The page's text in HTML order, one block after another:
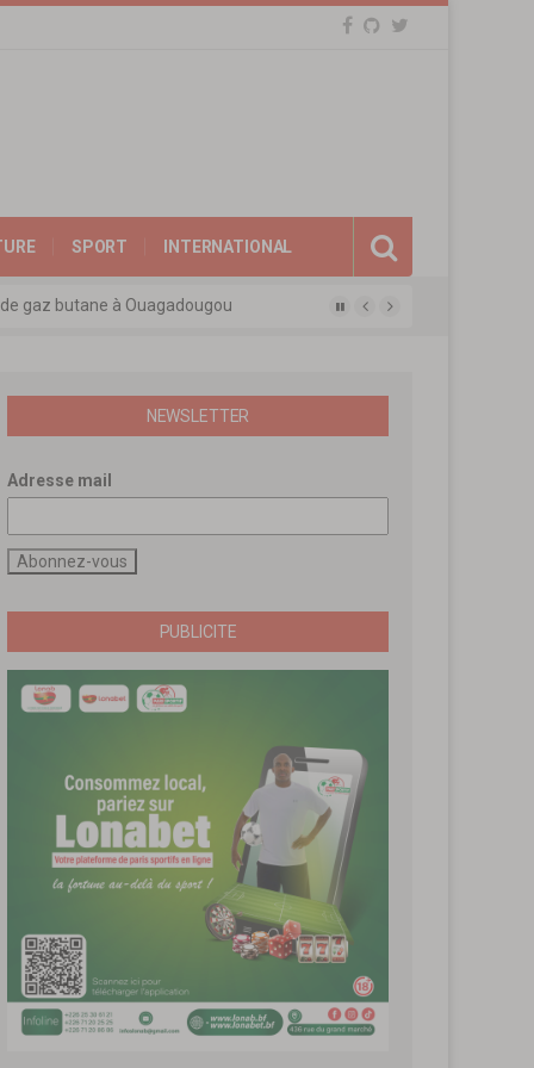
SPORT INTERNATIONAL
gaz butane à Ouagadougou
révolutionnaires
NEWSLETTER
Adresse mail
PUBLICITE